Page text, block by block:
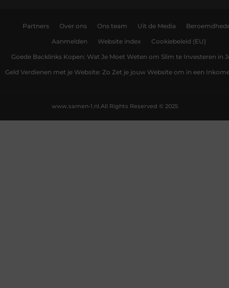
Partners Over ons Ons team Uit de Media
Aanmelden Website index Cookiebeleid (EU)
Goede Backlinks Kopen: Wat Je Moet Weten om Slim te Investeren in
Geld Verdienen met je Website: Zo Zet je jouw Website om in een
All Rights Reserved © 2025
www.samen-1.nl.